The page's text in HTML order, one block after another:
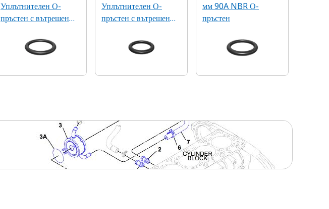
Уплътнителен О-
пръстен с вътрешен
Уплътнителен О-
пръстен с вътрешен
мм 90A NBR О-
пръстен